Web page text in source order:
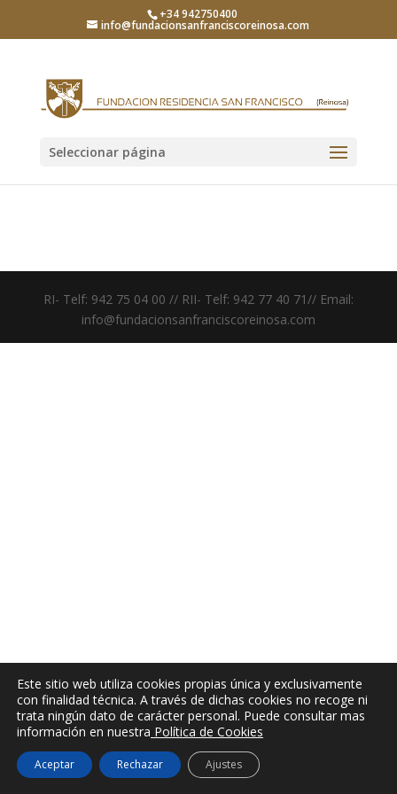
+34 942750400
info@fundacionsanfranciscoreinosa.com
Seleccionar página
RI- Telf: 942 75 04 00 // RII- Telf: 942 77 40 71// Email:
info@fundacionsanfranciscoreinosa.com
Este sitio web utiliza cookies propias única y exclusivamente
con finalidad técnica. A través de dichas cookies no recoge ni
trata ningún dato de carácter personal. Puede consultar mas
información en nuestra Política de Cookies
Aceptar Rechazar Ajustes